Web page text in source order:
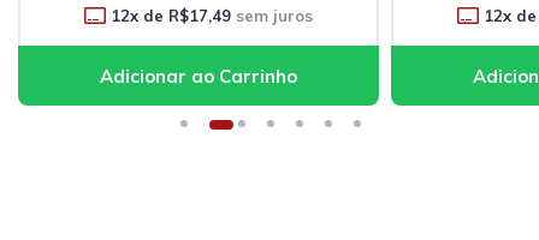
12x de R$17,49 sem juros 12x de